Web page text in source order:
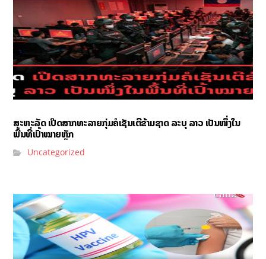
ສະຫະລັດ ເປີດສາກທະລາຍກຸ່ມຄໍເຊັນເຕີຂ້າມຊາດ ລະບຸ ລາວ ເປັນໜຶ່ງໃນ
ພື້ນທີ່ເປົ້າໝາຍຫຼັກ
Uncategorized